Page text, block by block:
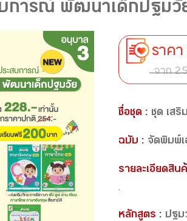
บการณ์ พัฒนาเด็กปฐมวั
ราค
จาก
ชื่อชุด : ชุด เส
ฉบับ : จัดพิมพ์เ
รายละเอียดสิน
.
หลักสูตร : ปฐม